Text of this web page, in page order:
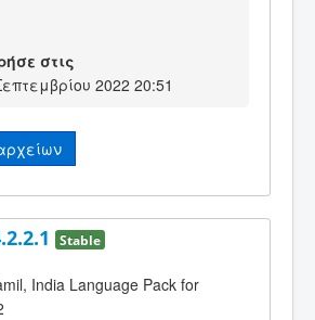
στις
2022 20:51
Stable
India Language Pack for